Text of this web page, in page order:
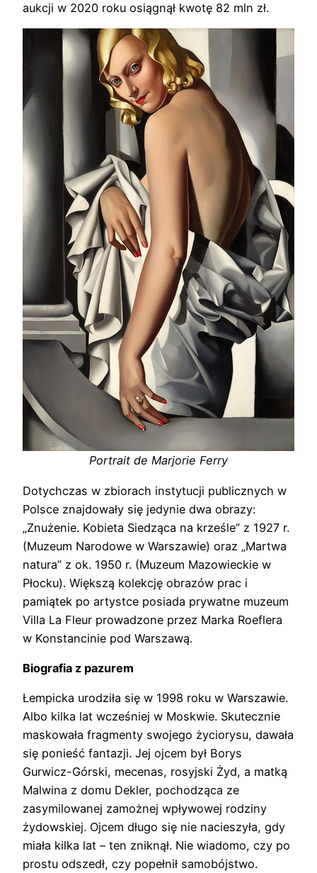
aukcji w 2020 roku osiągnął kwotę 82 mln zł.
Portrait de Marjorie Ferry
Dotychczas w zbiorach instytucji publicznych w
Polsce znajdowały się jedynie dwa obrazy:
„Znużenie. Kobieta Siedząca na krześle” z 1927 r.
(Muzeum Narodowe w Warszawie) oraz „Martwa
natura” z ok. 1950 r. (Muzeum Mazowieckie w
Płocku). Większą kolekcję obrazów prac i
pamiątek po artystce posiada prywatne muzeum
Villa La Fleur prowadzone przez Marka Roeflera
w Konstancinie pod Warszawą.
Biografia z pazurem
Łempicka urodziła się w 1998 roku w Warszawie.
Albo kilka lat wcześniej w Moskwie. Skutecznie
maskowała fragmenty swojego życiorysu, dawała
się ponieść fantazji. Jej ojcem był Borys
Gurwicz-Górski, mecenas, rosyjski Żyd, a matką
Malwina z domu Dekler, pochodząca ze
zasymilowanej zamożnej wpływowej rodziny
żydowskiej. Ojcem długo się nie nacieszyła, gdy
miała kilka lat – ten zniknął. Nie wiadomo, czy po
prostu odszedł, czy popełnił samobójstwo.